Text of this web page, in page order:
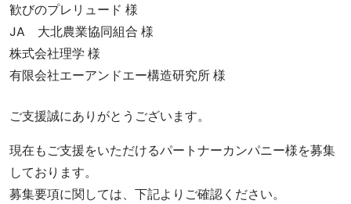
歓びのプレリュード 様
JA 大北農業協同組合 様
株式会社理学 様
有限会社エーアンドエー構造研究所 様
ご支援誠にありがとうございます。
現在もご支援をいただけるパートナーカンパニー様を募集
しております。
募集要項に関しては、下記よりご確認ください。